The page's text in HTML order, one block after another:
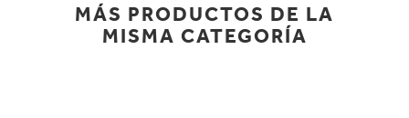
MÁS PRODUCTOS DE LA
MISMA CATEGORÍA